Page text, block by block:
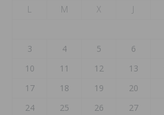
L
M X J
3
4 5 6
10
11 12 13
17
18 19 20
24
25 26 27